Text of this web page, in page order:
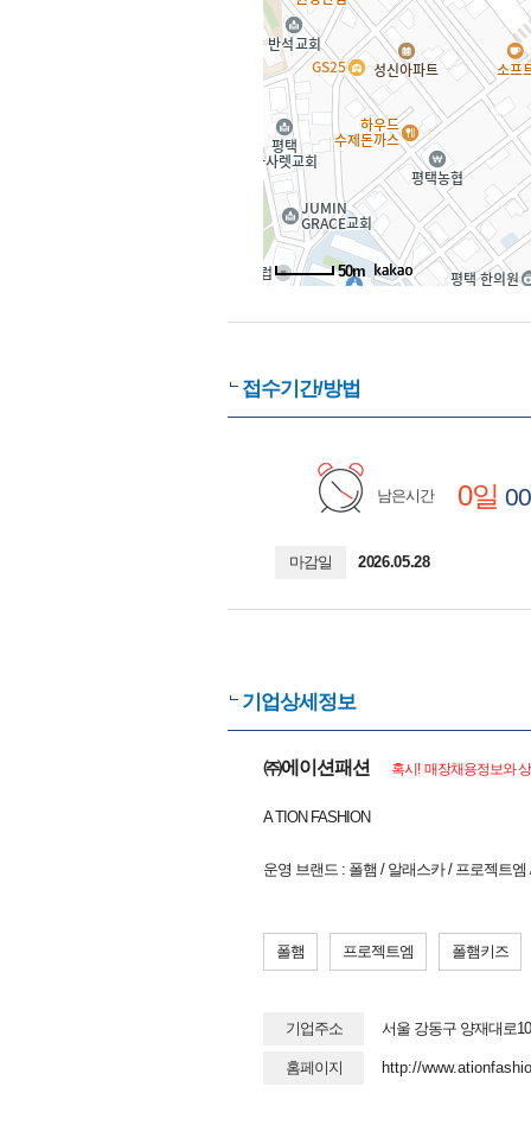
50m
접수기간/방법
남은시간 0일
마감일 2026.05.28
기업상세정보
㈜에이션패션 혹시! 매장채용정보와
A TION FASHION
운영 브랜드 : 폴햄 / 알래스카 / 프로젝트
폴햄 프로젝트엠 폴햄키즈
기업주소 서울 강동구 양재대로
홈페이지 http://